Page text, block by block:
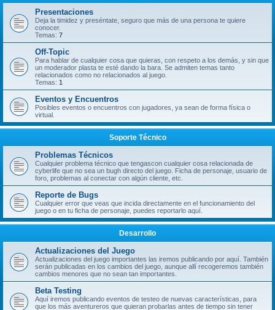
Presentaciones
Deja la timidez y preséntate, seguro que más de una persona te quiere
conocer.
Temas: 7
Off-Topic
Para hablar de cualquier cosa que quieras, con respeto a los demás, y sin que
un moderador plasta te esté dando la bara. Se admiten temas tanto
relacionados como no relacionados al juego.
Temas: 1
Eventos y Encuentros
Posibles eventos o encuentros con jugadores, ya sean de forma física o
virtual.
Soporte Técnico
Problemas Técnicos
Cualquier problema técnico que tengascon cualquier cosa relacionada de
cyberlife que no sea un bugh directo del juego. Ficha de personaje, usuario de
foro, problemas al conectar con algún cliente, etc.
Reporte de Bugs
Cualquier error que veas que incida directamente en el funcionamiento del
juego o en tu ficha de personaje, puedes reportarlo aquí.
Desarrollo
Actualizaciones del Juego
Actualizaciones del juego importantes las iremos publicando por aquí. También
serán publicadas en los cambios del juego, aunque allí recogeremos también
cambios menores que no sean tan importantes.
Beta Testing
Aquí iremos publicando eventos de testeo de nuevas características, para
que los más aventureros que quieran probarlas antes de tiempo sin tener